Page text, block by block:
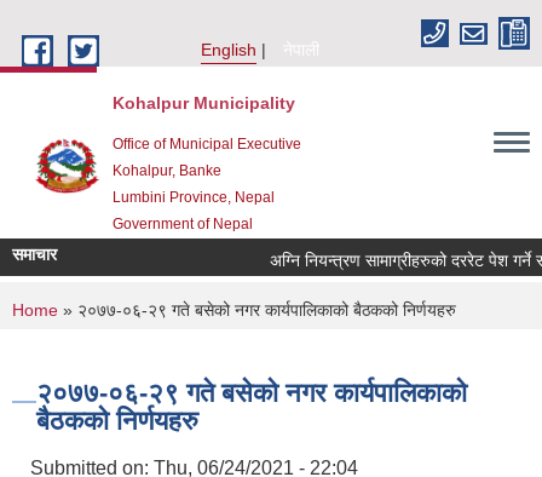
English
नेपाली
Kohalpur Municipality
Office of Municipal Executive
Kohalpur, Banke
Lumbini Province, Nepal
Government of Nepal
समाचार
You are here
Home » २०७७-०६-२९ गते बसेको नगर कार्यपालिकाको बैठकको निर्णयहरु
२०७७-०६-२९ गते बसेको नगर कार्यपालिकाको
बैठकको निर्णयहरु
Submitted on: Thu, 06/24/2021 - 22:04